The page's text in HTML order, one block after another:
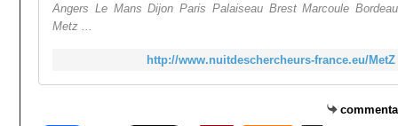
Angers Le Mans Dijon Paris Palaiseau Brest Marcoule
Metz ...
http://www.nuitdeschercheurs-france.eu/MetZ